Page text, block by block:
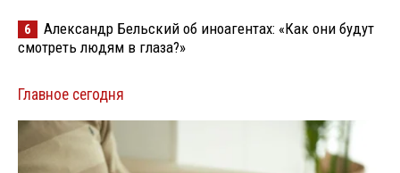
6
Александр Бельский об иноагентах: «Как они будут
смотреть людям в глаза?»
Главное сегодня